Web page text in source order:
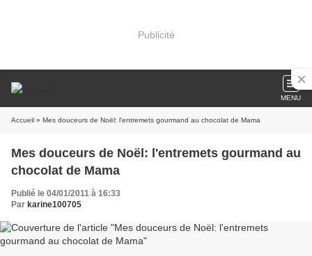
Publicité
MENU
Accueil » Mes douceurs de Noël: l'entremets gourmand au chocolat de Mama
Mes douceurs de Noël: l'entremets gourmand au
chocolat de Mama
Publié le 04/01/2011 à 16:33
Par karine100705